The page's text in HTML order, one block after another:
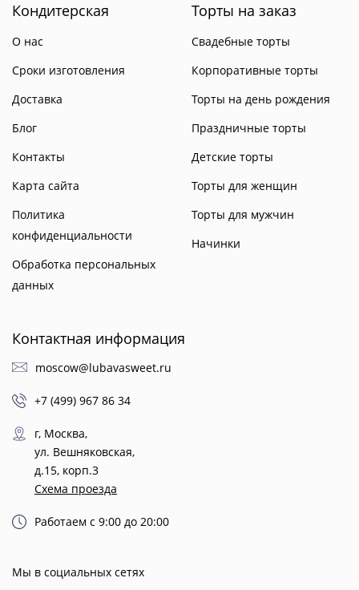
Кондитерская
О нас
Сроки изготовления
Доставка
Блог
Контакты
Карта сайта
Политика
конфиденциальности
Обработка персональных
данных
Торты на заказ
Свадебные торты
Корпоративные торты
Торты на день рождения
Праздничные торты
Детские торты
Торты для женщин
Торты для мужчин
Начинки
Контактная информация
moscow@lubavasweet.ru
+7 (499) 967 86 34
г, Москва,
ул. Вешняковская,
д.15, корп.3
Схема проезда
Работаем с 9:00 до 20:00
Мы в социальных сетях